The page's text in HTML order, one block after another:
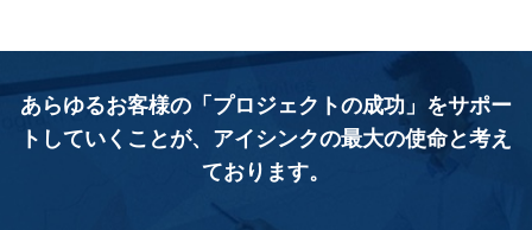
あらゆるお客様の「プロジェクトの成功」をサポー
トしていくことが、 アイシンクの最大の使命と考え
ております。